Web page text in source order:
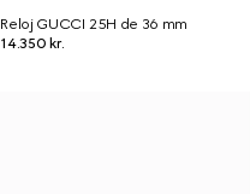
Reloj GUCCI 25H de 36 mm
14.350 kr.